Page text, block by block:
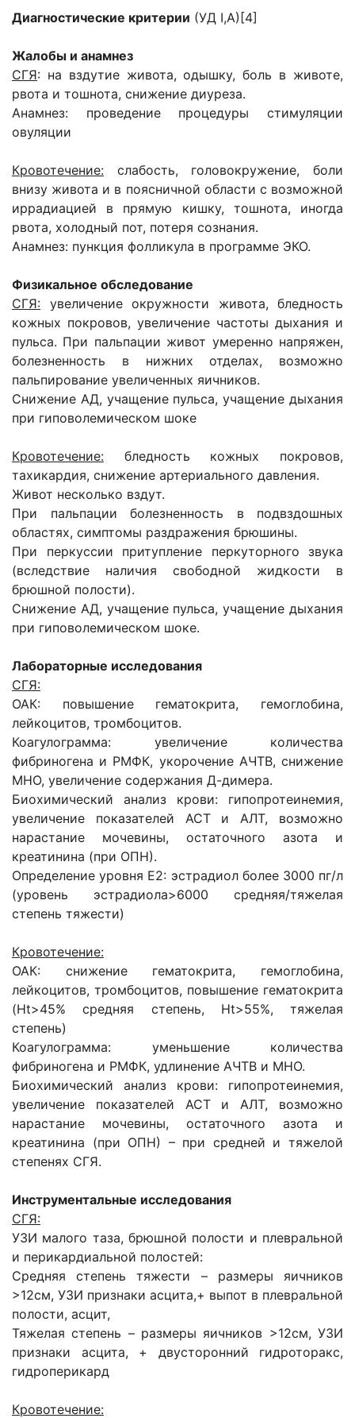
Диагностические критерии (УД I,A)[4]
Жалобы и анамнез
СГЯ: на вздутие живота, одышку, боль в животе,
рвота и тошнота, снижение диуреза.
Анамнез: проведение процедуры стимуляции
овуляции
Кровотечение: слабость, головокружение, боли
внизу живота и в поясничной области с возможной
иррадиацией в прямую кишку, тошнота, иногда
рвота, холодный пот, потеря сознания.
Анамнез: пункция фолликула в программе ЭКО.
Физикальное обследование
СГЯ: увеличение окружности живота, бледность
кожных покровов, увеличение частоты дыхания и
пульса. При пальпации живот умеренно напряжен,
болезненность в нижних отделах, возможно
пальпирование увеличенных яичников.
Снижение АД, учащение пульса, учащение дыхания
при гиповолемическом шоке
Кровотечение: бледность кожных покровов,
тахикардия, снижение артериального давления.
Живот несколько вздут.
При пальпации болезненность в подвздошных
областях, симптомы раздражения брюшины.
При перкуссии притупление перкуторного звука
(вследствие наличия свободной жидкости в
брюшной полости).
Снижение АД, учащение пульса, учащение дыхания
при гиповолемическом шоке.
Лабораторные исследования
СГЯ:
ОАК: повышение гематокрита, гемоглобина,
лейкоцитов, тромбоцитов.
Коагулограмма: увеличение количества
фибриногена и РМФК, укорочение АЧТВ, снижение
МНО, увеличение содержания Д-димера.
Биохимический анализ крови: гипопротеинемия,
увеличение показателей АСТ и АЛТ, возможно
нарастание мочевины, остаточного азота и
креатинина (при ОПН).
Определение уровня Е2: эстрадиол более 3000 пг/л
(уровень эстрадиола>6000 средняя/тяжелая
степень тяжести)
Кровотечение:
ОАК: снижение гематокрита, гемоглобина,
лейкоцитов, тромбоцитов, повышение гематокрита
(Ht>45% средняя степень, Ht>55%, тяжелая
степень)
Коагулограмма: уменьшение количества
фибриногена и РМФК, удлинение АЧТВ и МНО.
Биохимический анализ крови: гипопротеинемия,
увеличение показателей АСТ и АЛТ, возможно
нарастание мочевины, остаточного азота и
креатинина (при ОПН) – при средней и тяжелой
степенях СГЯ.
Инструментальные исследования
СГЯ:
УЗИ малого таза, брюшной полости и плевральной
и перикардиальной полостей:
Средняя степень тяжести – размеры яичников
>12см, УЗИ признаки асцита,+ выпот в плевральной
полости, асцит,
Тяжелая степень – размеры яичников >12см, УЗИ
признаки асцита, + двусторонний гидроторакс,
гидроперикард
Кровотечение: